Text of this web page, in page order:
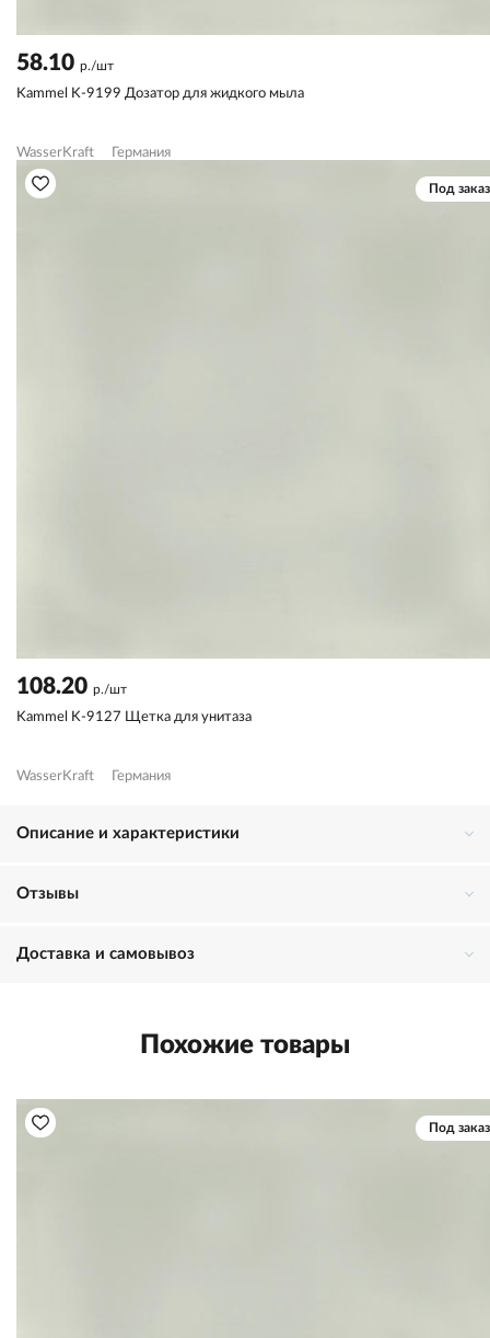
58.10 р./шт
Kammel K-9199 Дозатор для жидкого мыла
WasserKraft Германия
Под заказ
108.20 р./шт
Kammel K-9127 Щетка для унитаза
WasserKraft Германия
Описание и характеристики
Отзывы
Доставка и самовывоз
Похожие товары
Под заказ